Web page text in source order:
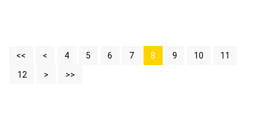
<< < 4 5 6 7 8 9 10
11
12
> >>